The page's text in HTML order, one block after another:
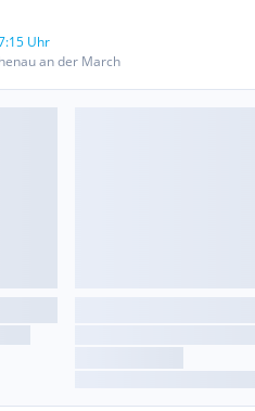
Uhr
an der March